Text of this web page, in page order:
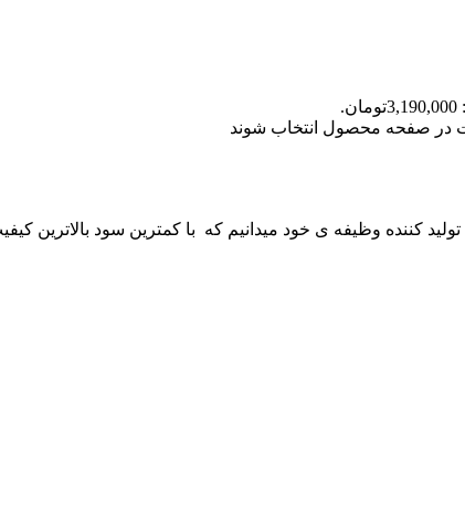
در صفحه محصول انتخاب شوند
کننده وظیفه ی خود میدانیم که با کمترین سود بالاترین